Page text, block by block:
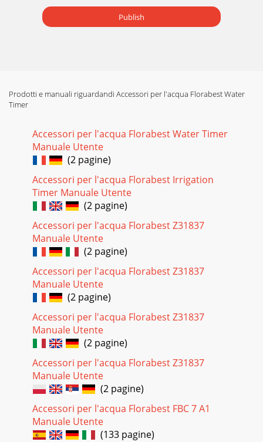
Publish
Prodotti e manuali riguardandi Accessori per l'acqua Florabest Water
Timer
Accessori per l'acqua Florabest Water Timer
Manuale Utente
(2 pagine)
Accessori per l'acqua Florabest Irrigation
Timer Manuale Utente
(2 pagine)
Accessori per l'acqua Florabest Z31837
Manuale Utente
(2 pagine)
Accessori per l'acqua Florabest Z31837
Manuale Utente
(2 pagine)
Accessori per l'acqua Florabest Z31837
Manuale Utente
(2 pagine)
Accessori per l'acqua Florabest Z31837
Manuale Utente
(2 pagine)
Accessori per l'acqua Florabest FBC 7 A1
Manuale Utente
(133 pagine)